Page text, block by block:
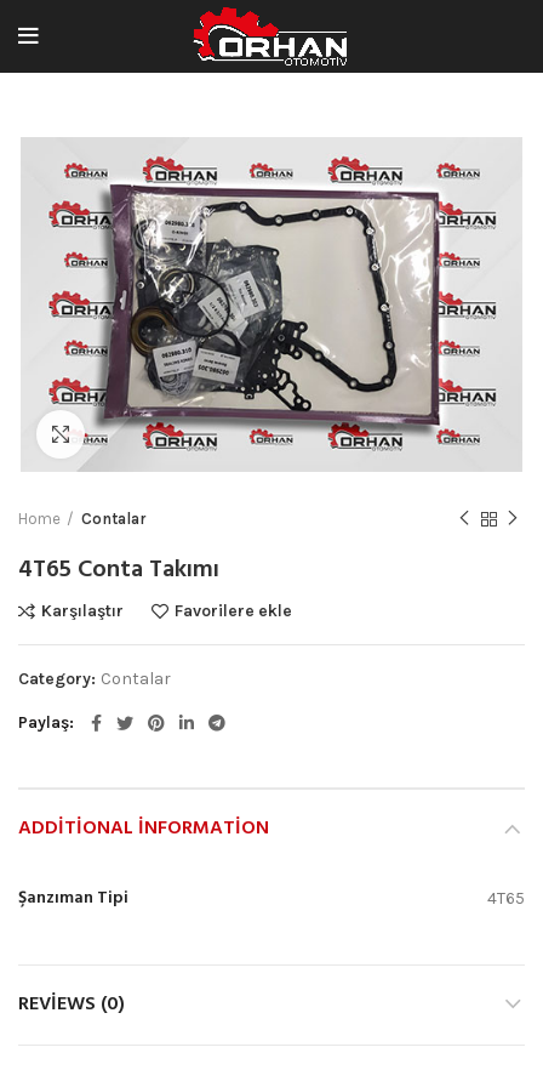
Büyütmek için tıklayın
Home Contalar
4T65 Conta Takımı
Karşılaştır Favorilere ekle
Category: Contalar
Paylaş
ADDITIONAL INFORMATION
Şanzıman Tipi 4T65
REVIEWS (0)